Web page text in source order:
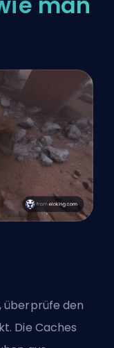
überprüfe den
Die Caches